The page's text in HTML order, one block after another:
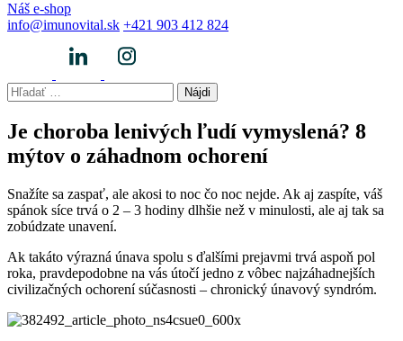
Náš e-shop
info@imunovital.sk +421 903 412 824
Hľadať:
Je choroba lenivých ľudí vymyslená? 8
mýtov o záhadnom ochorení
Snažíte sa zaspať, ale akosi to noc čo noc nejde. Ak aj zaspíte, váš
spánok síce trvá o 2 – 3 hodiny dlhšie než v minulosti, ale aj tak sa
zobúdzate unavení.
Ak takáto výrazná únava spolu s ďalšími prejavmi trvá aspoň pol
roka, pravdepodobne na vás útočí jedno z vôbec najzáhadnejších
civilizačných ochorení súčasnosti – chronický únavový syndróm.